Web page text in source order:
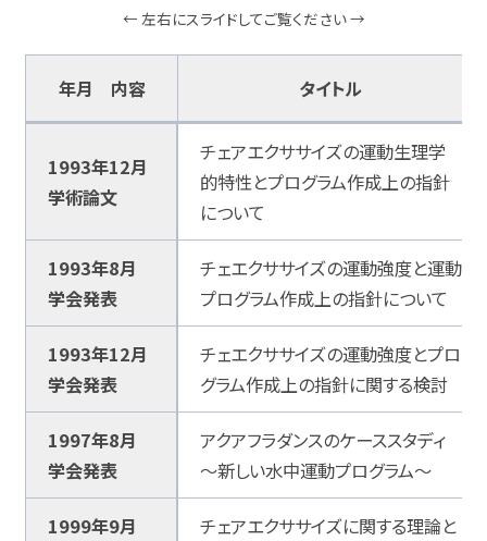
← 左右にスライドしてご覧ください →
年月 内容 タイトル
1993年12月
学術論文
チェアエクササイズの運動生理学
的特性とプログラム作成上の指針
について
1993年8月
学会発表
チェエクササイズの運動強度と運動
プログラム作成上の指針について
1993年12月
学会発表
チェエクササイズの運動強度とプロ
グラム作成上の指針に関する検討
1997年8月
学会発表
アクアフラダンスのケーススタディ
～新しい水中運動プログラム～
1999年9月
チェアエクササイズに関する理論と